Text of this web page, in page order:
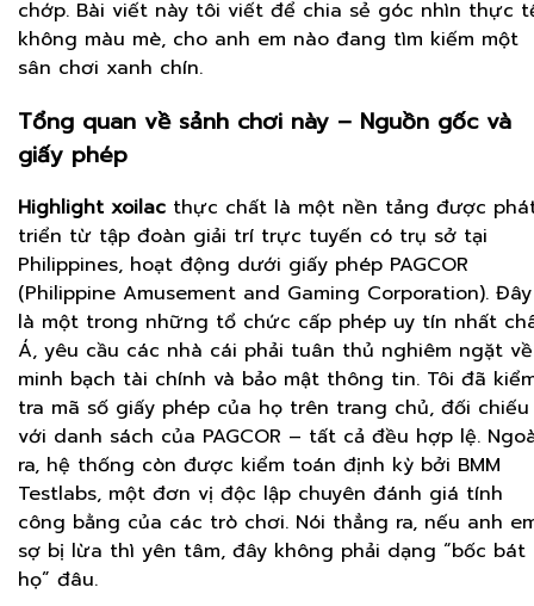
chớp. Bài viết này tôi viết để chia sẻ góc nhìn thực
không màu mè, cho anh em nào đang tìm kiếm một
sân chơi xanh chín.
Tổng quan về sảnh chơi này – Nguồn gốc và
giấy phép
Highlight xoilac thực chất là một nền tảng được
triển từ tập đoàn giải trí trực tuyến có trụ sở tại
Philippines, hoạt động dưới giấy phép PAGCOR
(Philippine Amusement and Gaming Corporation). Đây
là một trong những tổ chức cấp phép uy tín nhất
Á, yêu cầu các nhà cái phải tuân thủ nghiêm ngặt về
minh bạch tài chính và bảo mật thông tin. Tôi đã
tra mã số giấy phép của họ trên trang chủ, đối chiếu
với danh sách của PAGCOR – tất cả đều hợp lệ.
ra, hệ thống còn được kiểm toán định kỳ bởi BMM
Testlabs, một đơn vị độc lập chuyên đánh giá tính
công bằng của các trò chơi. Nói thẳng ra, nếu anh
sợ bị lừa thì yên tâm, đây không phải dạng “bốc bát
họ” đâu.